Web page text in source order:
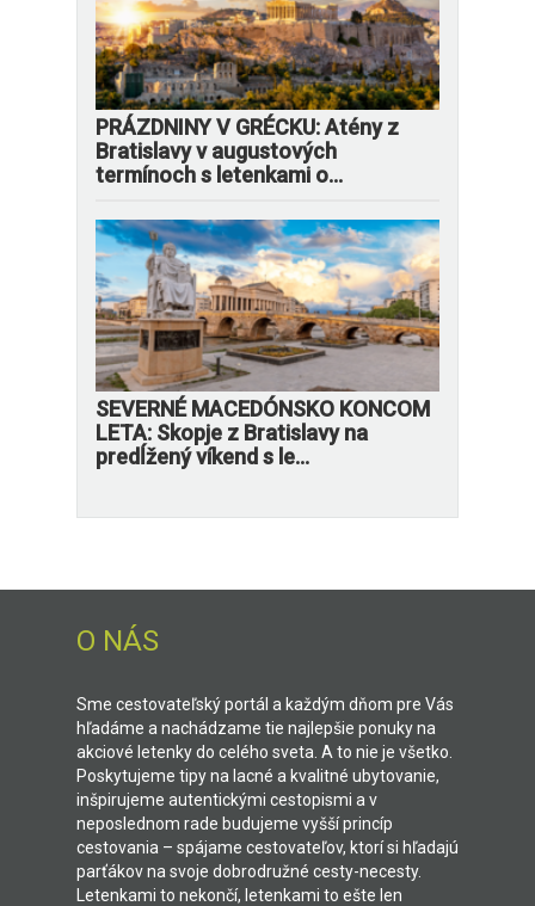
PRÁZDNINY V GRÉCKU: Atény z
Bratislavy v augustových
termínoch s letenkami o...
SEVERNÉ MACEDÓNSKO KONCOM
LETA: Skopje z Bratislavy na
predĺžený víkend s le...
O NÁS
Sme cestovateľský portál a každým dňom pre Vás
hľadáme a nachádzame tie najlepšie ponuky na
akciové letenky do celého sveta. A to nie je všetko.
Poskytujeme tipy na lacné a kvalitné ubytovanie,
inšpirujeme autentickými cestopismi a v
neposlednom rade budujeme vyšší princíp
cestovania – spájame cestovateľov, ktorí si hľadajú
parťákov na svoje dobrodružné cesty-necesty.
Letenkami to nekončí, letenkami to ešte len